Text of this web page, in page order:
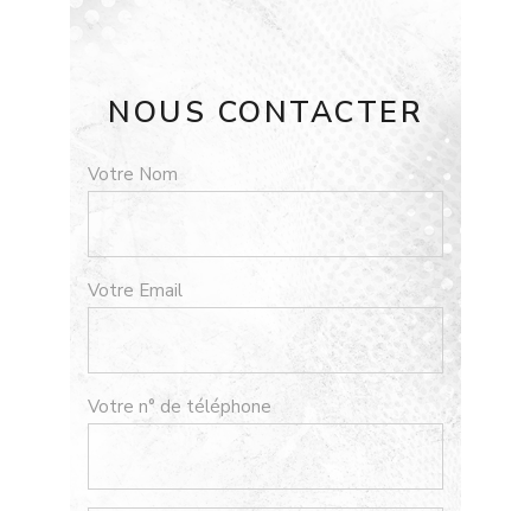
NOUS CONTACTER
Votre Nom
Votre Email
Votre n° de téléphone